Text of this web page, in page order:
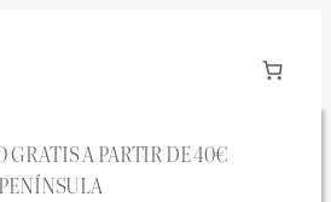
GRATIS A PARTIR DE 40€